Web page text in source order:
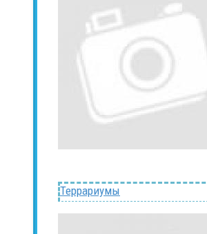
Террариумы